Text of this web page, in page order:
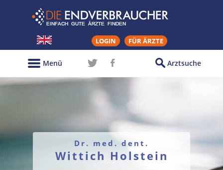
LOGIN FÜR ÄRZTE
Arztsuche
Menü
Dr. med. dent.
Wittich Holstein